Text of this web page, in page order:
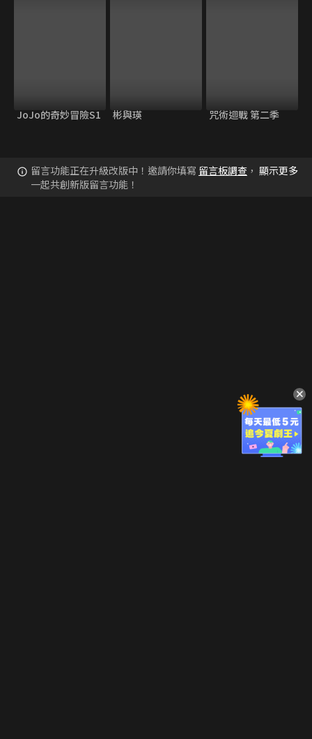
JoJo的奇妙冒險S1 彬與瑛 咒術迴戰 第二季
留言功能正在升級改版中！邀請你填寫 留言板調查 ，
一起共創新版留言功能！
顯示更多